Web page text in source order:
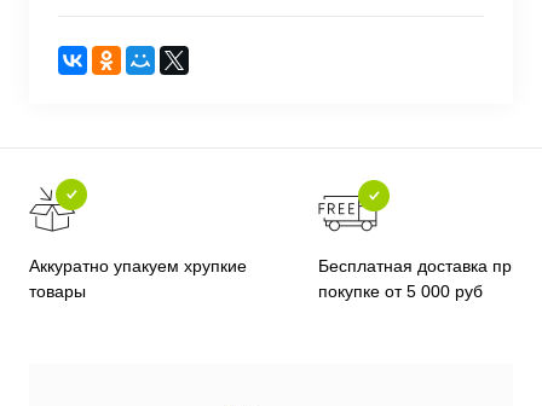
Аккуратно упакуем хрупкие
товары
Бесплатная доставка при
покупке от 5 000 руб